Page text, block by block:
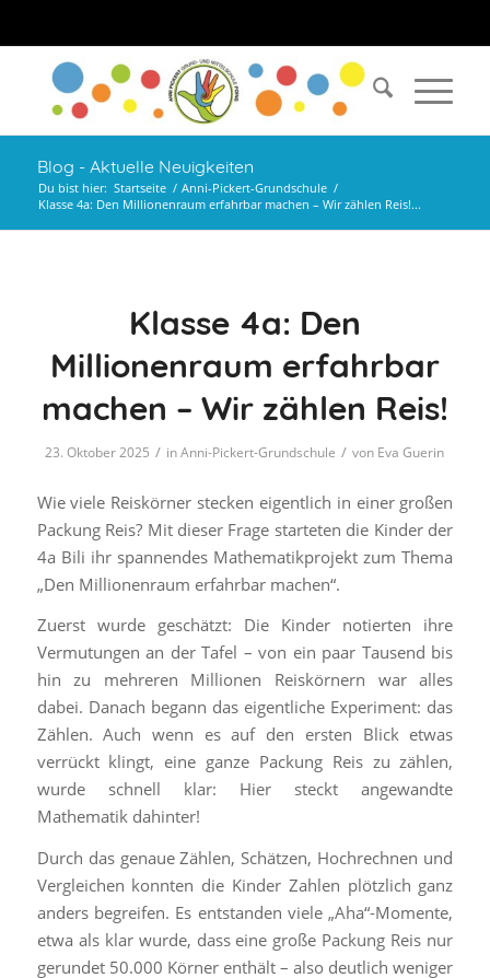
Blog - Aktuelle Neuigkeiten
Du bist hier: Startseite / Anni-Pickert-Grundschule /
Klasse 4a: Den Millionenraum erfahrbar machen – Wir zählen Reis!...
Klasse 4a: Den
Millionenraum erfahrbar
machen – Wir zählen Reis!
23. Oktober 2025 / inAnni-Pickert-Grundschule / von Eva Guerin
Wie viele Reiskörner stecken eigentlich in einer großen
Packung Reis? Mit dieser Frage starteten die Kinder der
4a Bili ihr spannendes Mathematikprojekt zum Thema
„Den Millionenraum erfahrbar machen“.
Zuerst wurde geschätzt: Die Kinder notierten ihre
Vermutungen an der Tafel – von ein paar Tausend bis
hin zu mehreren Millionen Reiskörnern war alles
dabei. Danach begann das eigentliche Experiment: das
Zählen. Auch wenn es auf den ersten Blick etwas
verrückt klingt, eine ganze Packung Reis zu zählen,
wurde schnell klar: Hier steckt angewandte
Mathematik dahinter!
Durch das genaue Zählen, Schätzen, Hochrechnen und
Vergleichen konnten die Kinder Zahlen plötzlich ganz
anders begreifen. Es entstanden viele „Aha“-Momente,
etwa als klar wurde, dass eine große Packung Reis nur
gerundet 50.000 Körner enthält – also deutlich weniger